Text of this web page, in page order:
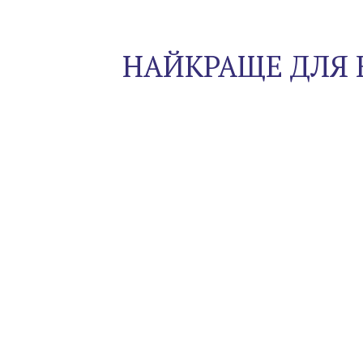
НАЙКРАЩЕ ДЛЯ